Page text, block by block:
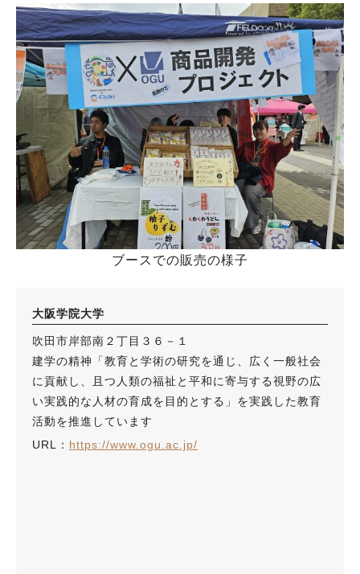
ブースでの販売の様子
大阪学院大学
吹田市岸部南２丁目３６－１
建学の精神「教育と学術の研究を通じ、広く一般社会
に貢献し、且つ人類の福祉と平和に寄与する視野の広
い実践的な人材の育成を目的とする」を実践した教育
活動を推進しています
URL： https://www.ogu.ac.jp/